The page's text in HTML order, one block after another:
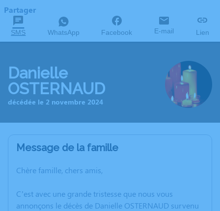
Partager
SMS WhatsApp Facebook E-mail Lien
Danielle
OSTERNAUD
décédée le 2 novembre 2024
Message de la famille
Chère famille, chers amis,
C’est avec une grande tristesse que nous vous
annonçons le décès de Danielle OSTERNAUD survenu